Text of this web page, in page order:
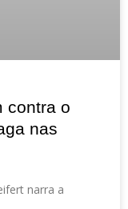
contra o
nas
narra a